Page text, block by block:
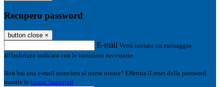
Recupero password
button close ×
E-mail Verrà inviato un messaggio
all'indirizzo indicato con le istruzioni necessarie.
Non hai una e-mail associata al nome utente? Effettua il reset della password
tramite la Login Spaggiari